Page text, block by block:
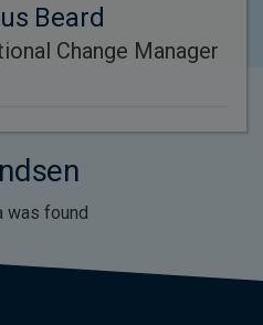
Beard
Change Manager
was found